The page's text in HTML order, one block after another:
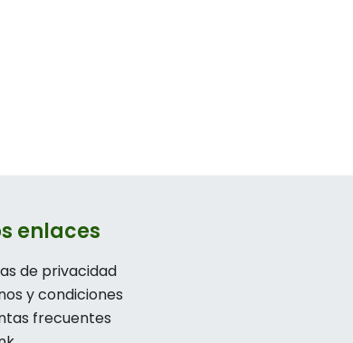
enlaces
de privacidad
y condiciones
frecuentes